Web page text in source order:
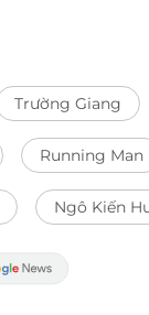
Trường Giang
Running Man
Ngô Kiến